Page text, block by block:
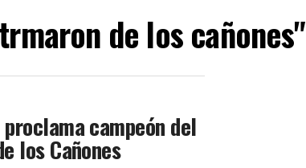
de los cañones"
campeón del
los Cañones